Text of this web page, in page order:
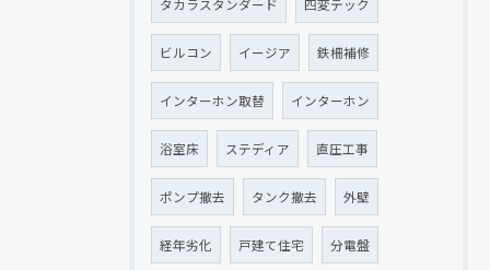
タカラスタンダード 四変テック
ビルコン イージア 鉄柵補修
インターホン取替 インターホン
浴室床 ステディア 直圧工事
ポンプ撤去 タンク撤去 外壁
経年劣化 戸建て住宅 分電盤